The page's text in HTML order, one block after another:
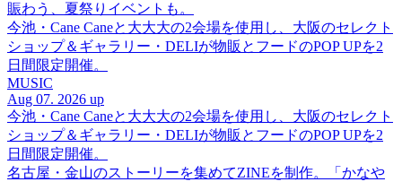
賑わう、夏祭りイベントも。
今池・Cane Caneと大大大の2会場を使用し、大阪のセレクト
ショップ＆ギャラリー・DELIが物販とフードのPOP UPを2
日間限定開催。
MUSIC
Aug 07. 2026 up
今池・Cane Caneと大大大の2会場を使用し、大阪のセレクト
ショップ＆ギャラリー・DELIが物販とフードのPOP UPを2
日間限定開催。
名古屋・金山のストーリーを集めてZINEを制作。「かなや